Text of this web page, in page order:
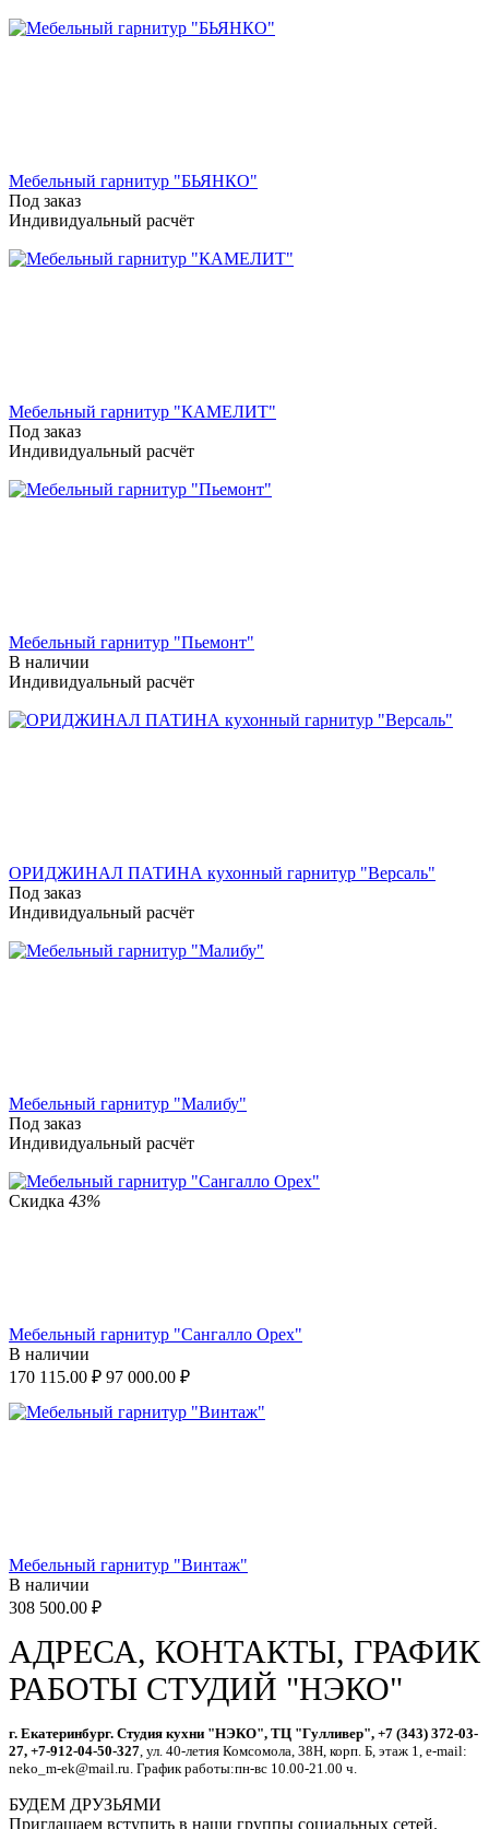
Мебельный гарнитур "БЬЯНКО"
Под заказ
Индивидуальный расчёт
Мебельный гарнитур "КАМЕЛИТ"
Под заказ
Индивидуальный расчёт
Мебельный гарнитур "Пьемонт"
В наличии
Индивидуальный расчёт
ОРИДЖИНАЛ ПАТИНА кухонный гарнитур "Версаль"
Под заказ
Индивидуальный расчёт
Мебельный гарнитур "Малибу"
Под заказ
Индивидуальный расчёт
Скидка 43%
Мебельный гарнитур "Сангалло Орех"
В наличии
170 115.00 ₽ 97 000.00 ₽
Мебельный гарнитур "Винтаж"
В наличии
308 500.00 ₽
АДРЕСА, КОНТАКТЫ, ГРАФИК
РАБОТЫ СТУДИЙ "НЭКО"
г. Екатеринбург. Студия кухни "НЭКО", ТЦ "Гулливер", +7 (343) 372-03-
27, +7-912-04-50-327 , ул. 40-летия Комсомола, 38Н, корп. Б, этаж 1, e-mail:
neko_m-ek@mail.ru. График работы:пн-вс 10.00-21.00 ч.
БУДЕМ ДРУЗЬЯМИ
Приглашаем вступить в наши группы социальных сетей.